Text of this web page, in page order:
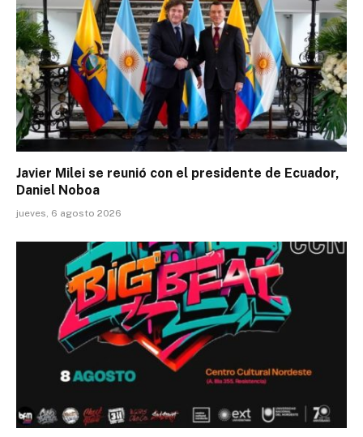
Javier Milei se reunió con el presidente de Ecuador,
Daniel Noboa
jueves, 6 agosto 2026